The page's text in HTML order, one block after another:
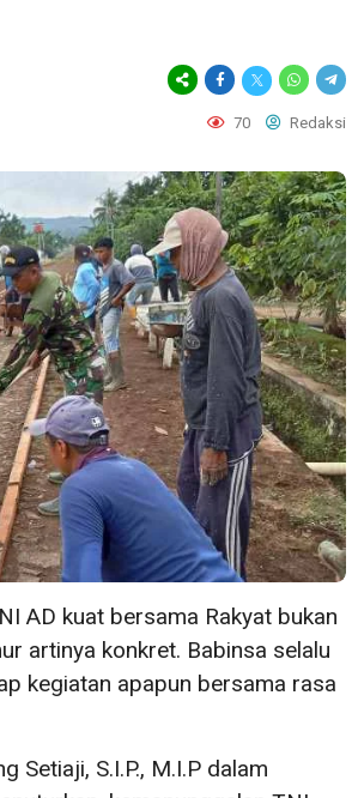
70 Redaksi
AD kuat bersama Rakyat bukan
artinya konkret. Babinsa selalu
kegiatan apapun bersama rasa
Setiaji, S.I.P., M.I.P dalam